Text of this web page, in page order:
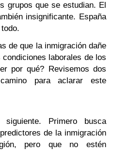
grupos que se estudian. El
insignificante. España
de que la inmigración dañe
laborales de los
por qué? Revisemos dos
para aclarar este
Primero busca
de la inmigración
pero que no estén